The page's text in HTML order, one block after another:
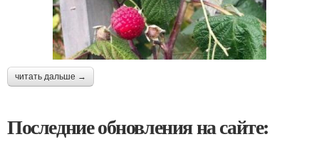
читать дальше →
Последние обновления на сайте: